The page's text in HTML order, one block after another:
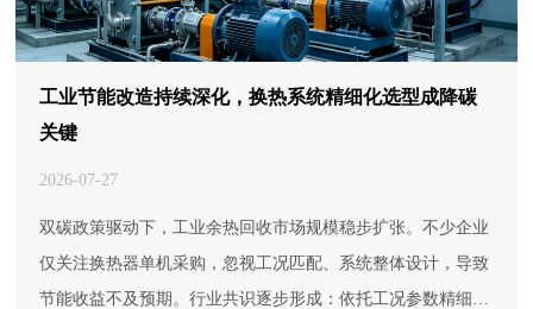
工业节能改造持续深化，换热系统精细化选型成降碳
关键
2026-07-27
双碳政策驱动下，工业余热回收市场规模稳步扩张。不少企业
仅关注换热器单机采购，忽视工况匹配、系统整体设计，导致
节能收益不及预期。行业共识逐步形成：依托工况参数精细化